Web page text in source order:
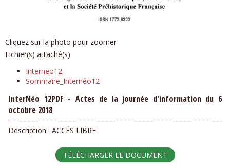
Cliquez sur la photo pour zoomer
Fichier(s) attaché(s)
Interneo12
Sommaire_Internéo12
InterNéo 12PDF - Actes de la journée d'information du 6
octobre 2018
Description :ACCÈS LIBRE
TÉLÉCHARGER LE DOCUMENT